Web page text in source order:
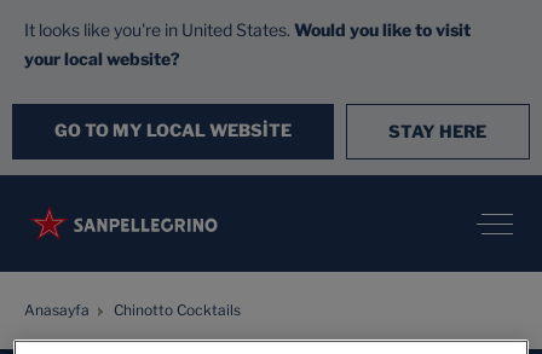
It looks like you're in United States. Would you like to visit
your local website?
GO TO MY LOCAL WEBSITE STAY HERE
Anasayfa Chinotto Cocktails